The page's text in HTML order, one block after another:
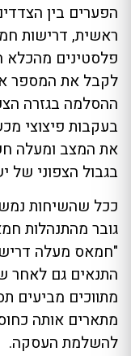
הפערים בין
ראשית, דרישות
פלסטינים
לקבל את המספר
ההסלמה בגזרה
בעקבות פיצוצי
את המצב ומעלה
בגבול הצפוני של
ככל שהשיחות
גובר מהתנהלות
"חמאס מעלה
התנאים גם לאחר
מתווכים מביעים
מתארים אותה
להשלמת העסקה.